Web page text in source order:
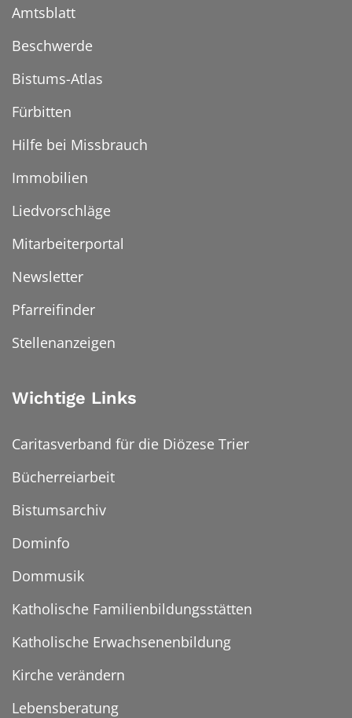
Amtsblatt
Beschwerde
Bistums-Atlas
Fürbitten
Hilfe bei Missbrauch
Immobilien
Liedvorschläge
Mitarbeiterportal
Newsletter
Pfarreifinder
Stellenanzeigen
Wichtige Links
Caritasverband für die Diözese Trier
Bücherreiarbeit
Bistumsarchiv
Dominfo
Dommusik
Katholische Familienbildungsstätten
Katholische Erwachsenenbildung
Kirche verändern
Lebensberatung